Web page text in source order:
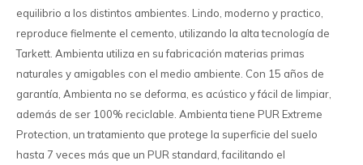
equilibrio a los distintos ambientes. Lindo, moderno y practico,
reproduce fielmente el cemento, utilizando la alta tecnología de
Tarkett. Ambienta utiliza en su fabricación materias primas
naturales y amigables con el medio ambiente. Con 15 años de
garantía, Ambienta no se deforma, es acústico y fácil de limpiar,
además de ser 100% reciclable. Ambienta tiene PUR Extreme
Protection, un tratamiento que protege la superficie del suelo
hasta 7 veces más que un PUR standard, facilitando el